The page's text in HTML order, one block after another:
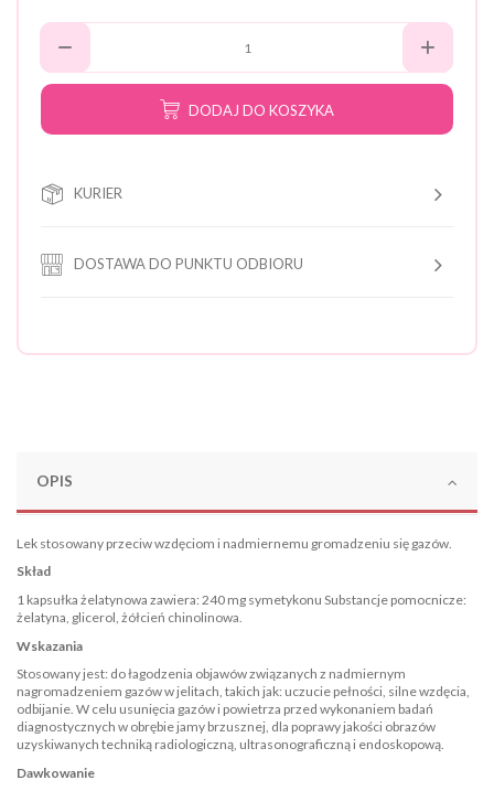
DODAJ DO KOSZYKA
KURIER
DOSTAWA DO PUNKTU ODBIORU
OPIS
Lek stosowany przeciw wzdęciom i nadmiernemu gromadzeniu się gazów.
Skład
1 kapsułka żelatynowa zawiera: 240 mg symetykonu Substancje pomocnicze:
żelatyna, glicerol, żółcień chinolinowa.
Wskazania
Stosowany jest: do łagodzenia objawów związanych z nadmiernym
nagromadzeniem gazów w jelitach, takich jak: uczucie pełności, silne wzdęcia,
odbijanie. W celu usunięcia gazów i powietrza przed wykonaniem badań
diagnostycznych w obrębie jamy brzusznej, dla poprawy jakości obrazów
uzyskiwanych techniką radiologiczną, ultrasonograficzną i endoskopową.
Dawkowanie